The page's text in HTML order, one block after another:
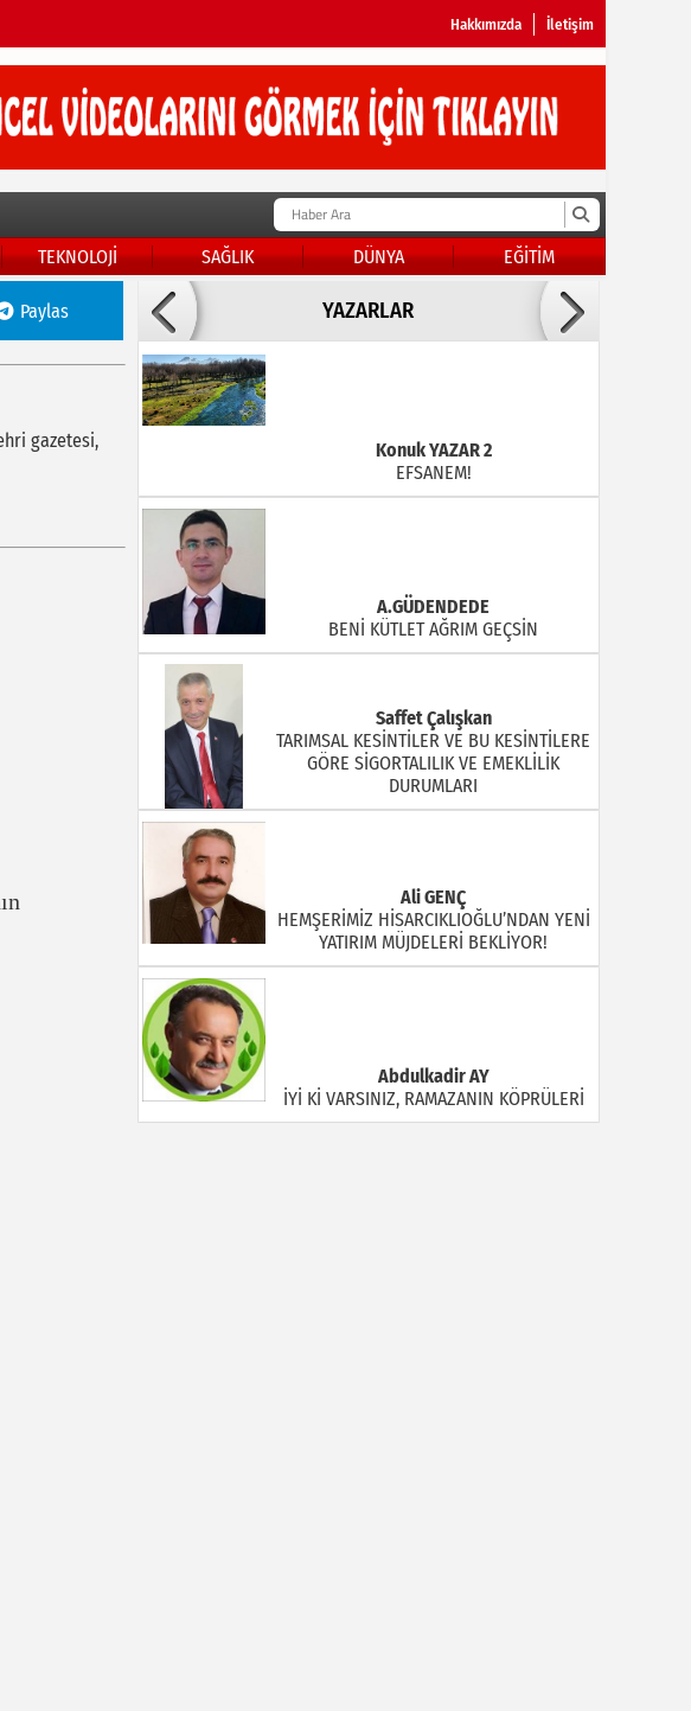
Hakkımızda İletişim
TEKNOLOJİ SAĞLIK DÜNYA EĞİTİM
Paylas
gazetesi,
YAZARLAR
KADER DİYEMEZSİN SEN KENDİN ETTİN
Konuk YAZAR 2
EFSANEM!
A.GÜDENDEDE
BENİ KÜTLET AĞRIM GEÇSİN
Saffet Çalışkan
TARIMSAL KESİNTİLER VE BU KESİNTİLERE
GÖRE SİGORTALILIK VE EMEKLİLİK
DURUMLARI
Ali GENÇ
HEMŞERİMİZ HİSARCIKLIOĞLU’NDAN YENİ
YATIRIM MÜJDELERİ BEKLİYOR!
Abdulkadir AY
İYİ Kİ VARSINIZ, RAMAZANIN KÖPRÜLERİ